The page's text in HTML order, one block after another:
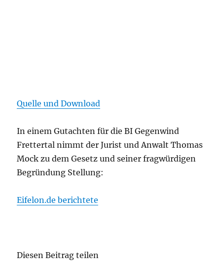
Quelle und Download
In einem Gutachten für die BI Gegenwind
Frettertal nimmt der Jurist und Anwalt Thomas
Mock zu dem Gesetz und seiner fragwürdigen
Begründung Stellung:
Eifelon.de berichtete
Diesen Beitrag teilen